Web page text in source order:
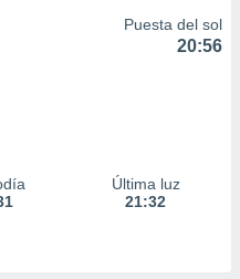
Puesta del sol
20:56
Última luz
21:32